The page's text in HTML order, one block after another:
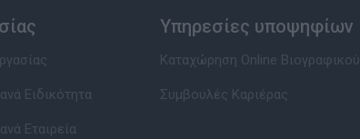
Ειδικότητα
Εταιρεία
Υπηρεσίες υποψηφίων
Καταχώρηση Online Βιογραφικού
Συμβουλές Καριέρας